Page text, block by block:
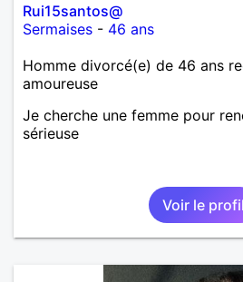
Rui15santos@
Sermaises - 46 ans
Homme divorcé(e) de 46 ans
amoureuse
Je cherche une femme pour
sérieuse
Voir le profil